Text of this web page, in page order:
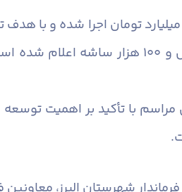
این طرح با سرمایه‌گذاری ۵۰۰ میلیارد
۵۰۰ هزار عدد قرص و کپسول و
مراسم با تأکید بر اهمیت